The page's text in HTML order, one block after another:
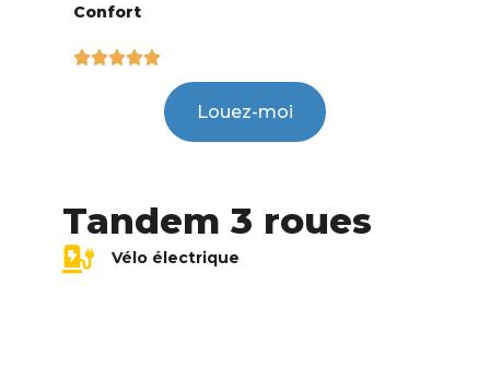
Confort

Louez-moi
Tandem 3 roues
Vélo électrique